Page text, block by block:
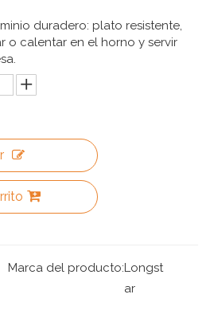
duradero: plato resistente,
o calentar en el horno y servir
Marca del producto:Longst
ar